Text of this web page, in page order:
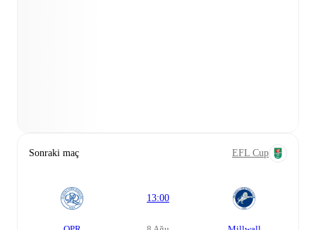
Sonraki maç EFL Cup
13:00